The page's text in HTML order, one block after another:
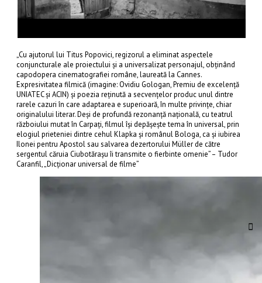
„Cu ajutorul lui Titus Popovici, regizorul a eliminat aspectele
conjuncturale ale proiectului şi a universalizat personajul, obţinând
capodopera cinematografiei române, laureată la Cannes.
Expresivitatea filmică (imagine: Ovidiu Gologan, Premiu de excelenţă
UNIATEC şi ACIN) şi poezia reţinută a secvenţelor produc unul dintre
rarele cazuri în care adaptarea e superioară, în multe privinţe, chiar
originalului literar. Deşi de profundă rezonanţă naţională, cu teatrul
războiului mutat în Carpaţi, filmul îşi depăşeşte tema în universal, prin
elogiul prieteniei dintre cehul Klapka şi românul Bologa, ca şi iubirea
Ilonei pentru Apostol sau salvarea dezertorului Müller de către
sergentul căruia Ciubotăraşu îi transmite o fierbinte omenie” – Tudor
Caranfil, „Dicţionar universal de filme”